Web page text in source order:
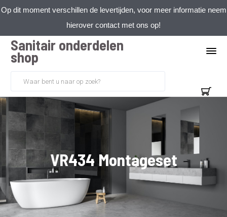
Op dit moment verschillen de levertijden, voor meer informatie neem
hierover contact met ons op!
Sanitair onderdelen
shop
VR434 Montageset